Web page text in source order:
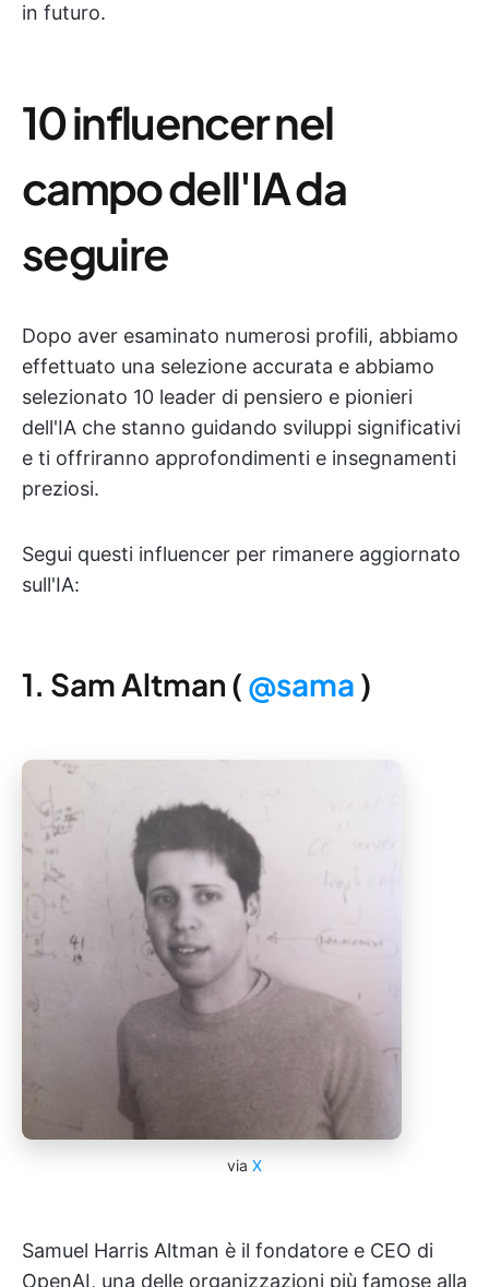
in futuro.
10 influencer nel
campo dell'IA da
seguire
Dopo aver esaminato numerosi profili, abbiamo
effettuato una selezione accurata e abbiamo
selezionato 10 leader di pensiero e pionieri
dell'IA che stanno guidando sviluppi significativi
e ti offriranno approfondimenti e insegnamenti
preziosi.
Segui questi influencer per rimanere aggiornato
sull'IA:
1. Sam Altman ( @sama )
via X
Samuel Harris Altman è il fondatore e CEO di
OpenAI, una delle organizzazioni più famose alla